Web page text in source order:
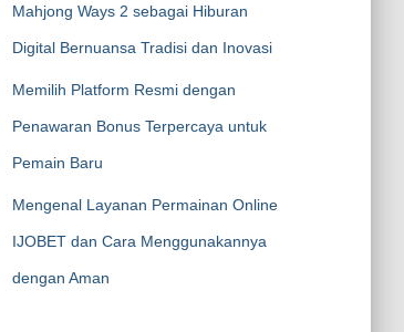
Mahjong Ways 2 sebagai Hiburan
Digital Bernuansa Tradisi dan Inovasi
Memilih Platform Resmi dengan
Penawaran Bonus Terpercaya untuk
Pemain Baru
Mengenal Layanan Permainan Online
IJOBET dan Cara Menggunakannya
dengan Aman